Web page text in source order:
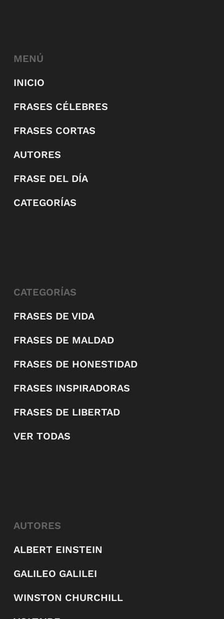
MENÚ
INICIO
FRASES CÉLEBRES
FRASES CORTAS
AUTORES
FRASE DEL DÍA
CATEGORÍAS
CATEGORÍAS
FRASES DE VIDA
FRASES DE MALDAD
FRASES DE HONESTIDAD
FRASES INSPIRADORAS
FRASES DE LIBERTAD
VER TODAS
AUTORES
ALBERT EINSTEIN
GALILEO GALILEI
WINSTON CHURCHILL